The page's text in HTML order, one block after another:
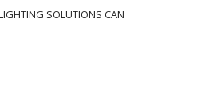
SOLUTIONS CAN